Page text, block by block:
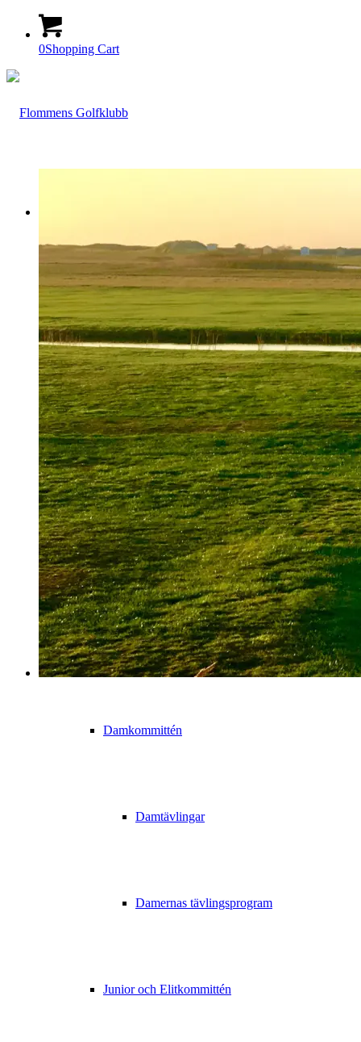
0Shopping Cart
Öppettider & Kontakter
Flommens Golfstore – Pro/Shop
Köket Flommens Golfkrog
Kommittéer
Bankommittén
Damkommittén
Damtävlingar
Damernas tävlingsprogram
Junior och Elitkommittén